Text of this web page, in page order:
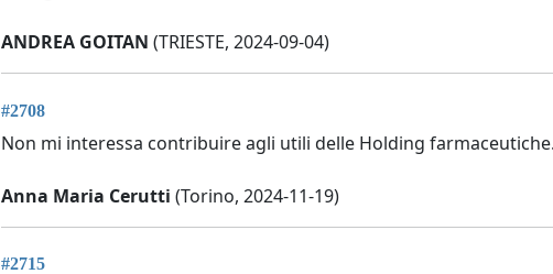
ANDREA GOITAN (TRIESTE, 2024-09-04)
#2708
Non mi interessa contribuire agli utili delle Holding farmaceutiche.
Anna Maria Cerutti (Torino, 2024-11-19)
#2715